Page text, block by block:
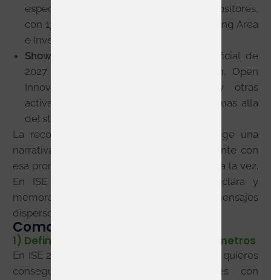
especifica para startups y nuevos expositores,
con 132 pods, Pitching Stage, Matchmaking Area
e Investor Forum.
Show features y networking
: el sitio oficial de
2027 ya destaca Connected Classroom, Open
Innovation Challenge, Tech Tours y otras
activaciones que amplian la visibilidad mas alla
del stand.
La recomendacion practica es simple: elige una
narrativa troncal, diseña una demo coherente con
esa promesa y evita querer explicarlo todo a la vez.
En ISE funciona mejor una propuesta clara y
memorable que un stand cargado de mensajes
dispersos.
Como exponer en ISE 2027:
1) Definir objetivos antes de hablar de metros
En ISE 2027 conviene aterrizar primero que quieres
conseguir: leads cualificados, reuniones con